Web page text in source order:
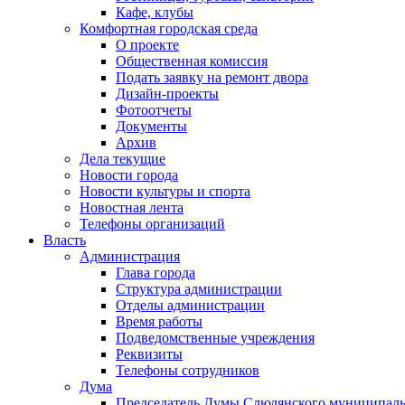
Кафе, клубы
Комфортная городская среда
О проекте
Общественная комиссия
Подать заявку на ремонт двора
Дизайн-проекты
Фотоотчеты
Документы
Архив
Дела текущие
Новости города
Новости культуры и спорта
Новостная лента
Телефоны организаций
Власть
Администрация
Глава города
Структура администрации
Отделы администрации
Время работы
Подведомственные учреждения
Реквизиты
Телефоны сотрудников
Дума